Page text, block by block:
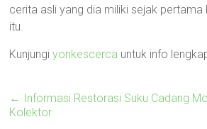
cerita asli yang dia miliki sejak pertama
itu.
Kunjungiyonkescerca untuk info
← Informasi Restorasi Suku Cadang
Kolektor